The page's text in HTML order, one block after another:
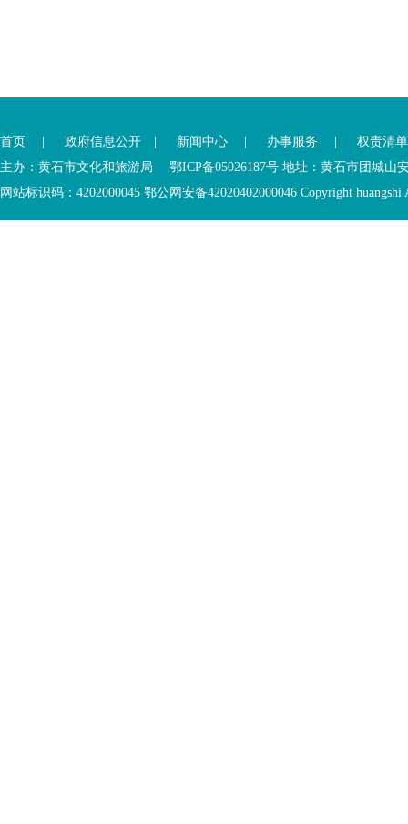
首页 政府信息公开 新闻中心 办事服务
权责清单
主办：黄石市文化和旅游局 鄂ICP备05026187号 地址：黄石市团城山
网站标识码：4202000045 鄂公网安备42020402000046 Copyright huangshi